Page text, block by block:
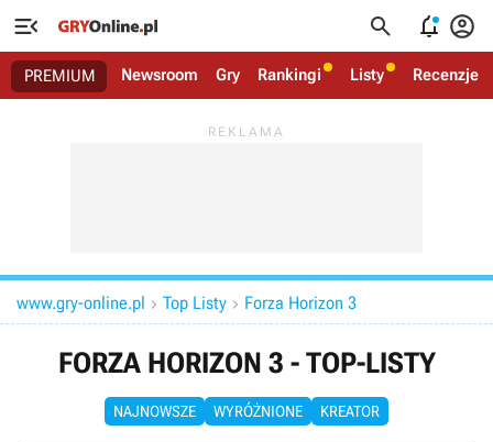
   
PREMIUM Newsroom Gry Rankingi Listy Recenzje
www.gry-online.pl  Top Listy  Forza Horizon 3
FORZA HORIZON 3 - TOP-LISTY
NAJNOWSZE WYRÓŻNIONE KREATOR